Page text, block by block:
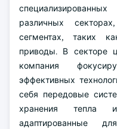
различных
сегментах, таких
приводы. В секторе
компания
эффективных
себя передовые
хранения тепла и
адаптированные